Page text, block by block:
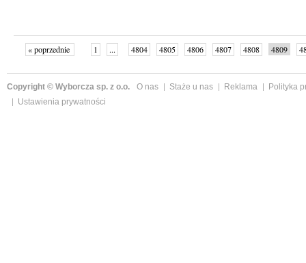
« poprzednie 1 ... 4804 4805 4806 4807 4808 4809
Copyright © Wyborcza sp. z o.o. O nas Staże u nas Reklama
Polityka
Ustawienia prywatności